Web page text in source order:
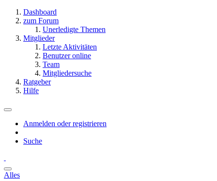
Dashboard
zum Forum
Unerledigte Themen
Mitglieder
Letzte Aktivitäten
Benutzer online
Team
Mitgliedersuche
Ratgeber
Hilfe
Anmelden oder registrieren
Suche
Alles